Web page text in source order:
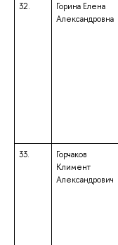
32.
Горина Елена
Александровна
33.
Горчаков
Климент
Александрович